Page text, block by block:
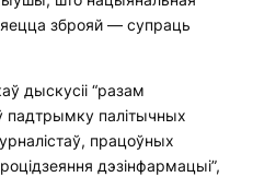
зброяй — супраць
дыскусіі “разам
падтрымку палітычных
працоўных
дэзінфармацыі”,